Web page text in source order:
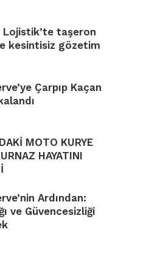
Lojistik’te taşeron
kesintisiz gözetim
Çarpıp Kaçan
MOTO KURYE
HAYATINI
Ardından:
ve Güvencesizliği